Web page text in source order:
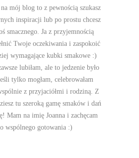
mój blog to z pewnością szukasz
inspiracji lub po prostu chcesz
smacznego. Ja z przyjemnością
Twoje oczekiwania i zaspokoić
wymagające kubki smakowe :)
lubiłam, ale to jedzenie było
tylko mogłam, celebrowałam
z przyjaciółmi i rodziną. Z
tu szeroką gamę smaków i dań
Mam na imię Joanna i zachęcam
wspólnego gotowania :)